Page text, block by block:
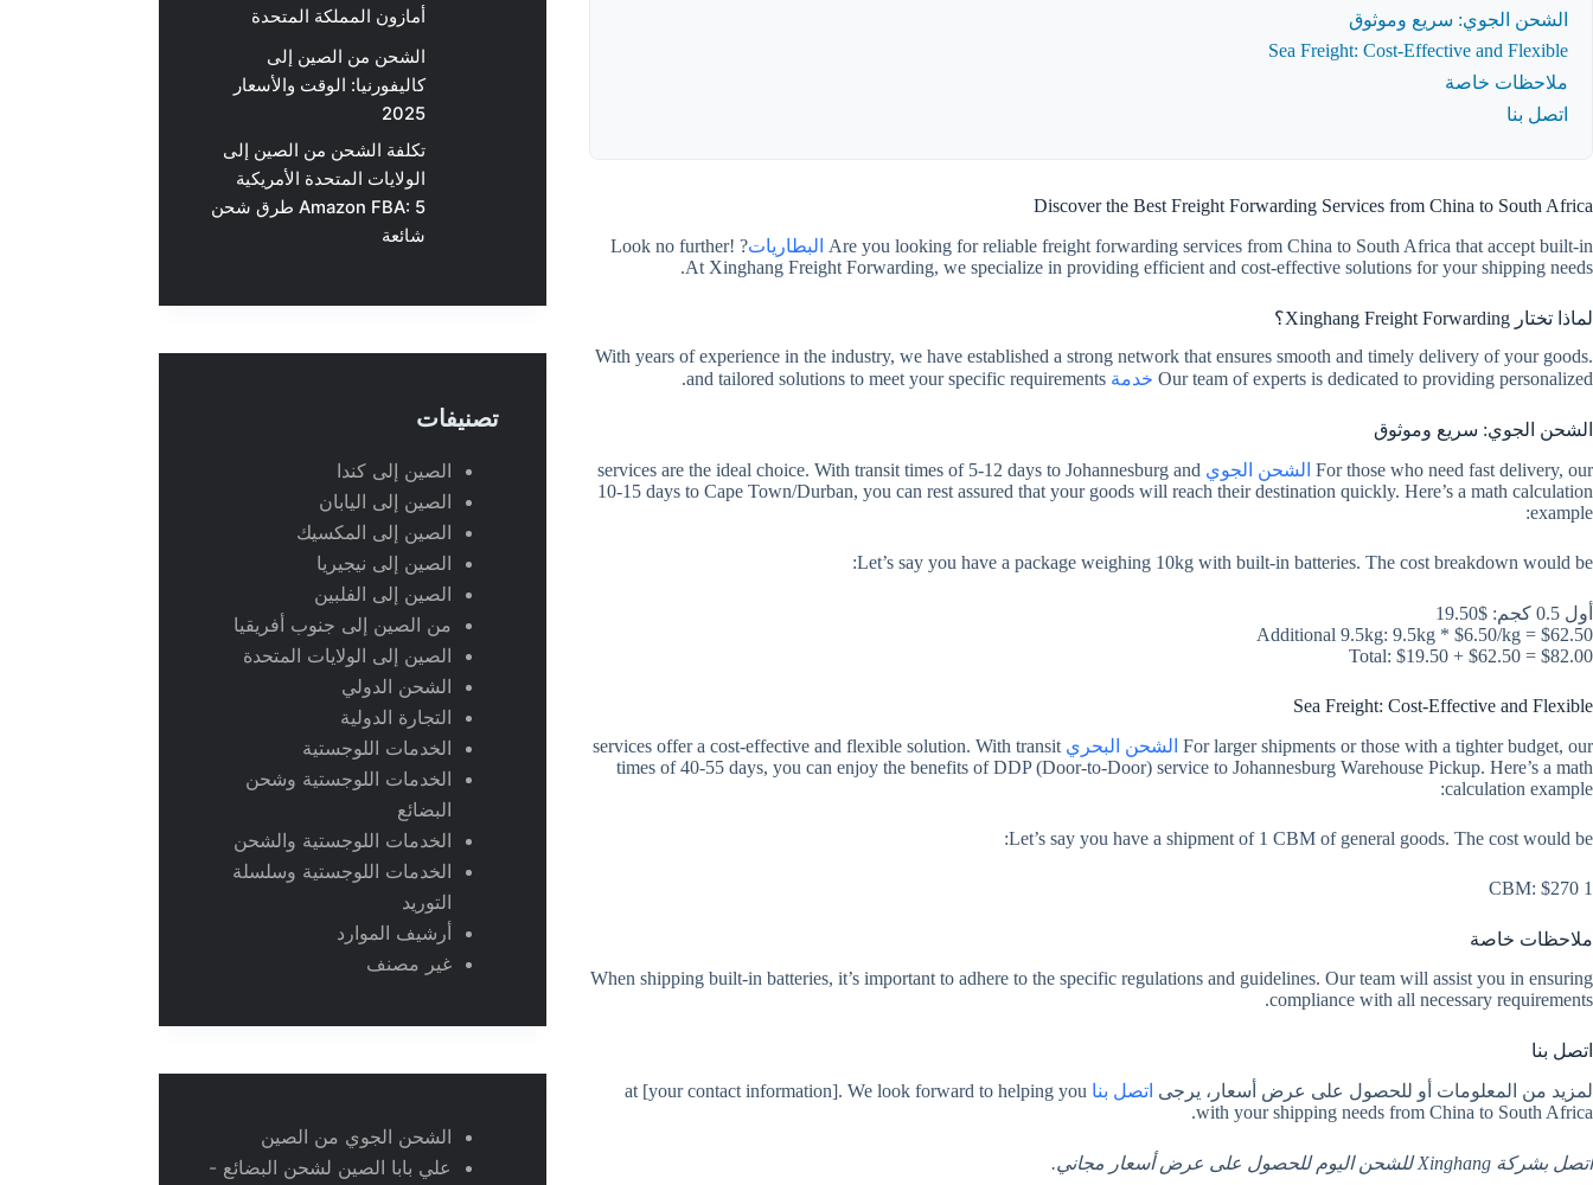
الشحن الجوي: سريع وموثوق
Sea Freight: Cost-Effective and Flexible
ملاحظات خاصة
اتصل بنا
Discover the Best Freight Forwarding Services from China to South Africa
Are you looking for reliable freight forwarding services from China to South Africa that accept built-in البطاريات
? Look no further!
At Xinghang Freight Forwarding, we specialize in providing efficient and cost-effective solutions for your shipping needs.
لماذا تختار Xinghang Freight Forwarding؟
With years of experience in the industry, we have established a strong network that ensures smooth and timely delivery of your goods.
Our team of experts is dedicated to providing personalized خدمة
الشحن الجوي: سريع وموثوق
For those who need fast delivery, our الشحن الجوي services are the ideal choice. With transit times of 5-12 days to Johannesburg and
10-15 days to Cape Town/Durban, you can rest assured that your goods will reach their destination quickly. Here’s a math calculation
example:
Let’s say you have a package weighing 10kg with built-in batteries. The cost breakdown would be:
أول 0.5 كجم: $19.50
Additional 9.5kg: 9.5kg * $6.50/kg = $62.50
Total: $19.50 + $62.50 = $82.00
Sea Freight: Cost-Effective and Flexible
For larger shipments or those with a tighter budget, our الشحن البحري services offer a cost-effective and flexible solution. With transit
times of 40-55 days, you can enjoy the benefits of DDP (Door-to-Door) service to Johannesburg Warehouse Pickup. Here’s a math
calculation example:
Let’s say you have a shipment of 1 CBM of general goods. The cost would be:
1 CBM: $270
ملاحظات خاصة
When shipping built-in batteries, it’s important to adhere to the specific regulations and guidelines. Our team will assist you in ensuring
compliance with all necessary requirements.
اتصل بنا
لمزيد من المعلومات أو للحصول على عرض أسعار، يرجى اتصل بنا at [your contact information]. We look forward to helping you
with your shipping needs from China to South Africa.
اتصل بشركة Xinghang للشحن اليوم للحصول على عرض أسعار مجاني.
أمازون المملكة المتحدة
الشحن من الصين إلى
كاليفورنيا: الوقت والأسعار
2025
تكلفة الشحن من الصين إلى
الولايات المتحدة الأمريكية
Amazon FBA: 5 طرق شحن
شائعة
تصنيفات
الصين إلى كندا
الصين إلى اليابان
الصين إلى المكسيك
الصين إلى نيجيريا
الصين إلى الفلبين
من الصين إلى جنوب أفريقيا
الصين إلى الولايات المتحدة
الشحن الدولي
التجارة الدولية
الخدمات اللوجستية
الخدمات اللوجستية وشحن
البضائع
الخدمات اللوجستية والشحن
الخدمات اللوجستية وسلسلة
التوريد
أرشيف الموارد
غير مصنف
الشحن الجوي من الصين
علي بابا الصين لشحن البضائع -